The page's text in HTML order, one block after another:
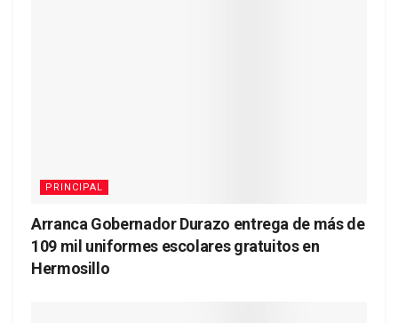
PRINCIPAL
Arranca Gobernador Durazo entrega de más de
109 mil uniformes escolares gratuitos en
Hermosillo